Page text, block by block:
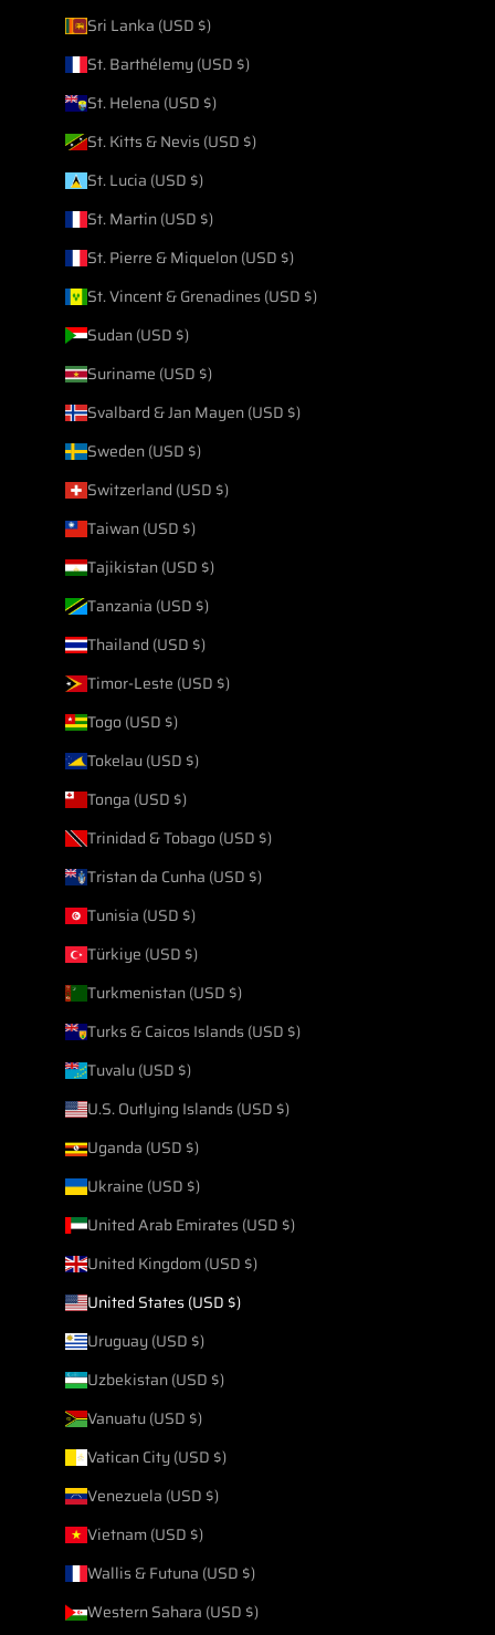
Sri Lanka (USD $)
St. Barthélemy (USD $)
St. Helena (USD $)
St. Kitts & Nevis (USD $)
St. Lucia (USD $)
St. Martin (USD $)
St. Pierre & Miquelon (USD $)
St. Vincent & Grenadines (USD $)
Sudan (USD $)
Suriname (USD $)
Svalbard & Jan Mayen (USD $)
Sweden (USD $)
Switzerland (USD $)
Taiwan (USD $)
Tajikistan (USD $)
Tanzania (USD $)
Thailand (USD $)
Timor-Leste (USD $)
Togo (USD $)
Tokelau (USD $)
Tonga (USD $)
Trinidad & Tobago (USD $)
Tristan da Cunha (USD $)
Tunisia (USD $)
Türkiye (USD $)
Turkmenistan (USD $)
Turks & Caicos Islands (USD $)
Tuvalu (USD $)
U.S. Outlying Islands (USD $)
Uganda (USD $)
Ukraine (USD $)
United Arab Emirates (USD $)
United Kingdom (USD $)
United States (USD $)
Uruguay (USD $)
Uzbekistan (USD $)
Vanuatu (USD $)
Vatican City (USD $)
Venezuela (USD $)
Vietnam (USD $)
Wallis & Futuna (USD $)
Western Sahara (USD $)